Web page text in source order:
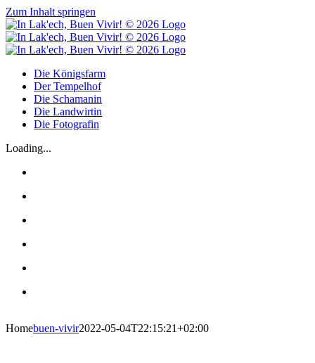
Zum Inhalt springen
Die Königsfarm
Der Tempelhof
Die Schamanin
Die Landwirtin
Die Fotografin
Loading...
Homebuen-vivir2022-05-04T22:15:21+02:00